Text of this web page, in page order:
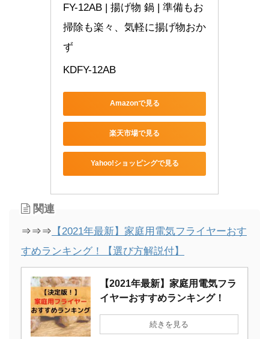
FY-12AB | 揚げ物 鍋 | 準備もお
掃除も楽々、気軽に揚げ物おか
ず
KDFY-12AB
Amazonで見る
楽天市場で見る
Yahoo!ショッピングで見る
関連
⇒⇒⇒ 【2021年最新】家庭用電気フライヤーおす
すめランキング！【選び方解説付】
【2021年最新】家庭用電気フラ
イヤーおすすめランキング！
続きを見る